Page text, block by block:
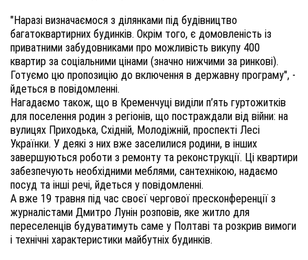
"Наразі визначаємося з ділянками під будівництво
багатоквартирних будинків. Окрім того, є домовленість із
приватними забудовниками про можливість викупу 400
квартир за соціальними цінами (значно нижчими за ринкові).
Готуємо цю пропозицію до включення в державну програму", -
йдеться в повідомленні.
Нагадаємо також, що в Кременчуці виділи п’ять гуртожитків
для поселення родин з регіонів, що постраждали від війни: на
вулицях Приходька, Східній, Молодіжній, проспекті Лесі
Українки. У деякі з них вже заселилися родини, в інших
завершуються роботи з ремонту та реконструкції. Ці квартири
забезпечують необхідними меблями, сантехнікою, надаємо
посуд та інші речі, йдеться у повідомленні.
А вже 19 травня під час своєї чергової пресконференції з
журналістами Дмитро Лунін розповів, яке житло для
переселенців будуватимуть саме у Полтаві та розкрив вимоги
і технічні характеристики майбутніх будинків.